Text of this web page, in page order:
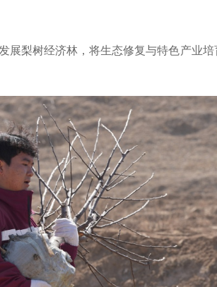
展梨树经济林，将生态修复与特色产业